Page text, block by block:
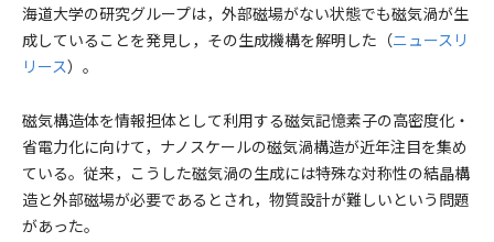
海道大学の研究グループは，外部磁場がない状態でも磁気渦が生
成していることを発見し，その生成機構を解明した（ニュースリ
リース）。
磁気構造体を情報担体として利用する磁気記憶素子の高密度化・
省電力化に向けて，ナノスケールの磁気渦構造が近年注目を集め
ている。従来，こうした磁気渦の生成には特殊な対称性の結晶構
造と外部磁場が必要であるとされ，物質設計が難しいという問題
があった。